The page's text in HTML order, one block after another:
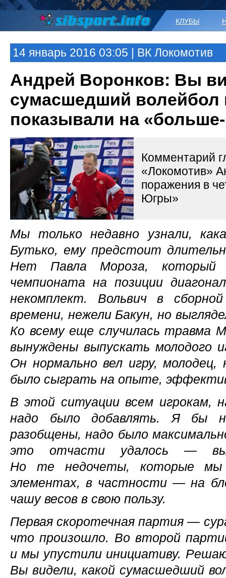
КЛУБЫ
14 январь 2016 03:05 | ВК Локомотив
Андрей Воронков: Вы
сумасшедший
показывали на
Комментарий
«Локомотив»
поражения в
Югры»
Мы только недавно узнали,
Бутько, ему предстоит
Нет Павла Мороза, который
чемпионата на позиции
некомплект. Вольвич в
времени, нежели Бакун, но
Ко всему еще случилась травма
вынуждены выпускать молодого
Он нормально вел игру, молодец,
было сыграть на опыте,
В этой ситуации всем игрокам,
надо было добавлять. Я бы
разобщены, надо было
это отчасти удалось —
Но те недочеты, которые мы
элементах, в частности — на
чашу весов в свою пользу.
Первая скоротечная партия —
что произошло. Во второй
и мы упустили инициативу.
Вы видели, какой сумасшедший